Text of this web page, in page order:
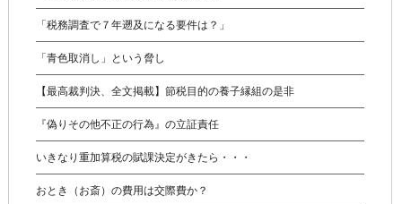
「税務調査で７年遡及になる要件は？」
「青色取消し」という脅し
【最高裁判決、全文掲載】節税目的の養子縁組の是非
『偽りその他不正の行為』の立証責任
いきなり重加算税の賦課決定がきたら・・・
おとき（お斎）の費用は交際費か？